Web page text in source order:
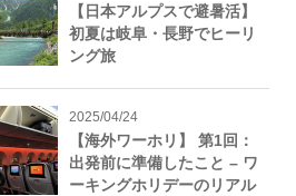
【日本アルプスで避暑活】
初夏は岐阜・長野でヒーリ
ング旅
2025/04/24
【海外ワーホリ】 第1回：
出発前に準備したこと – ワ
ーキングホリデーのリアル